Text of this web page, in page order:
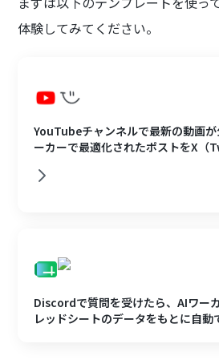
体験してみてください。
YouTubeチャンネルで最新の動画
ーカーで最適化されたポストをX
Discordで質問を受けたら、AIワー
レッドシートのデータをもとに自動